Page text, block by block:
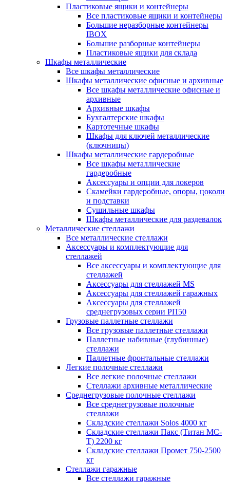
Пластиковые ящики и контейнеры
Все пластиковые ящики и контейнеры
Большие неразборные контейнеры
IBOX
Большие разборные контейнеры
Пластиковые ящики для склада
Шкафы металлические
Все шкафы металлические
Шкафы металлические офисные и архивные
Все шкафы металлические офисные и
архивные
Архивные шкафы
Бухгалтерские шкафы
Картотечные шкафы
Шкафы для ключей металлические
(ключницы)
Шкафы металлические гардеробные
Все шкафы металлические
гардеробные
Аксессуары и опции для локеров
Скамейки гардеробные, опоры, цоколи
и подставки
Сушильные шкафы
Шкафы металлические для раздевалок
Металлические стеллажи
Все металлические стеллажи
Аксессуары и комплектующие для
стеллажей
Все аксессуары и комплектующие для
стеллажей
Аксессуары для стеллажей MS
Аксессуары для стеллажей гаражных
Аксессуары для стеллажей
среднегрузовых серии РП50
Грузовые паллетные стеллажи
Все грузовые паллетные стеллажи
Паллетные набивные (глубинные)
стеллажи
Паллетные фронтальные стеллажи
Легкие полочные стеллажи
Все легкие полочные стеллажи
Стеллажи архивные металлические
Среднегрузовые полочные стеллажи
Все среднегрузовые полочные
стеллажи
Складские стеллажи Solos 4000 кг
Складские стеллажи Пакс (Титан МС-
Т) 2200 кг
Складские стеллажи Промет 750-2500
кг
Стеллажи гаражные
Все стеллажи гаражные